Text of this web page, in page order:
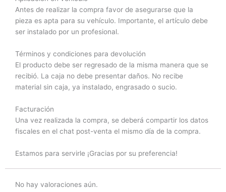
Antes de realizar la compra favor de asegurarse que la
pieza es apta para su vehículo. Importante, el artículo debe
ser instalado por un profesional.
Términos y condiciones para devolución
El producto debe ser regresado de la misma manera que se
recibió. La caja no debe presentar daños. No recibe
material sin caja, ya instalado, engrasado o sucio.
Facturación
Una vez realizada la compra, se deberá compartir los datos
fiscales en el chat post-venta el mismo día de la compra.
Estamos para servirle ¡Gracias por su preferencia!
No hay valoraciones aún.